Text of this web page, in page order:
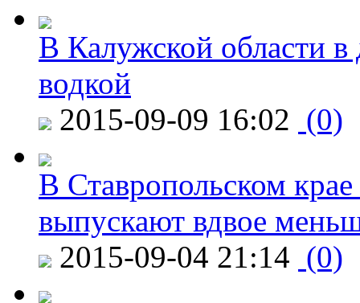
В Калужской области в
водкой
2015-09-09 16:02 (0)
В Ставропольском
выпускают вдвое
2015-09-04 21:14 (0)